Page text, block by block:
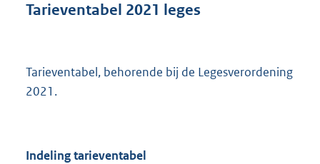
Tarieventabel 2021 leges
Tarieventabel, behorende bij de Legesverordening
2021.
Indeling tarieventabel